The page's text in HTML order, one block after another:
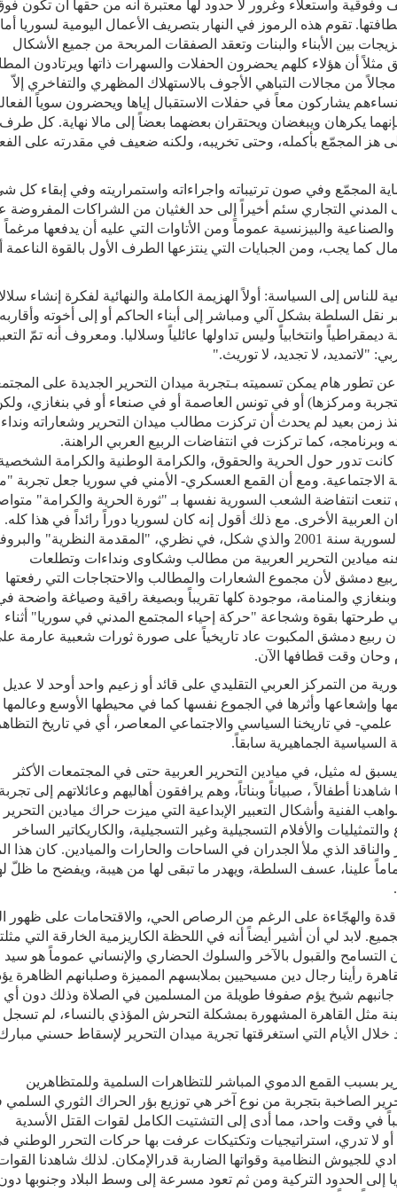
واستعلاء وغرور لا حدود لها معتبرة أنه من حقها أن تكون
. تقوم هذه الرموز في النهار بتصريف الأعمال اليومية لسوريا
بين الأبناء والبنات وتعقد الصفقات المربحة من جميع الأشكال
مثلاً أن هؤلاء كلهم يحضرون الحفلات والسهرات ذاتها ويرتادون
مجالاً من مجالات التباهي الأجوف بالاستهلاك المظهري والتفاخري إلاّ
يشاركون معاً في حفلات الاستقبال إياها ويحضرون سوياً
فإنهما يكرهان ويبغضان ويحتقران بعضهما بعضاً إلى مالا نهاية. كل
هز المجمّع بأكمله، وحتى تخريبه، ولكنه ضعيف في مقدرته على
المجمّع وفي صون ترتيباته واجراءاته واستمراريته وفي إبقاء كل
التجاري سئم أخيراً إلى حد الغثيان من الشراكات المفروضة
والبيزنسية عموماً ومن الأتاوات التي عليه أن يدفعها مرغماً
يجب، ومن الجبايات التي ينتزعها الطرف الأول بالقوة الناعمة
للناس إلى السياسة: أولاً الهزيمة الكاملة والنهائية لفكرة إنشاء
السلطة بشكل آلي ومباشر إلى أبناء الحاكم أو إلى أخوته
وانتخابياً وليس تداولها عائلياً وسلاليا. ومعروف أنه تمّ
"لاتمديد، لا تجديد، لا توريث".
تطور هام يمكن تسميته بـتجربة ميدان التحرير الجديدة على
ومركزها) أو في تونس العاصمة أو في صنعاء أو في بنغازي،
بعيد لم يحدث أن تركزت مطالب ميدان التحرير وشعاراته
كما تركزت في انتفاضات الربيع العربي الراهنة.
تدور حول الحرية والحقوق، والكرامة الوطنية والكرامة
الاجتماعية. ومع أن القمع العسكري- الأمني في سوريا جعل تجربة
انتفاضة الشعب السورية نفسها بـ "ثورة الحرية والكرامة"
العربية الأخرى. مع ذلك أقول إنه كان لسوريا دوراً رائداً في هذا كله.
شكل، في نظري،
" المقدمة النظرية"
عنه ميادين التحرير العربية من مطالب وشكاوى ونداءات وتطلعات
دمشق لأن مجموع الشعارات والمطالب والاحتجاجات التي رفعتها
والمنامة، موجودة كلها تقريباً وبصيغة راقية وصياغة واضحة
طرحتها بقوة وشجاعة "حركة إحياء المجتمع المدني في سوريا" أثناء
أن ربيع دمشق المكبوت عاد تاريخياً على صورة ثورات شعبية عارمة
وحان وقت قطافها الآن.
من التمركز العربي التقليدي على قائد أو زعيم واحد أوحد لا عديل
وإشعاعها وأثرها في الجموع نفسها كما في محيطها الأوسع وعالمها
في تاريخنا السياسي والاجتماعي المعاصر، أي في تاريخ
السياسية الجماهيرية سابقاً.
له مثيل، في ميادين التحرير العربية حتى في المجتمعات الأكثر
أطفالاً ، صبياناً وبناتاً، وهم يرافقون أهاليهم وعائلاتهم إلى
الفنية وأشكال التعبير الإبداعية التي ميزت حراك ميادين التحرير
والأفلام التسجيلية وغير التسجيلية، والكاريكاتير الساخر
الذي ملأ الجدران في الساحات والحارات والميادين. كان هذا
علينا، عسف السلطة، ويهدر ما تبقى لها من هيبة، ويفضح ما ظلّ
.
والهجّاءة على الرغم من الرصاص الحي، والاقتحامات على ظهور
لابد لي أن أشير أيضاً أنه في اللحظة الكاريزمية الخارقة التي
والقبول بالآخر والسلوك الحضاري والإنساني عموماً هو سيد
رأينا رجال دين مسيحيين بملابسهم المميزة وصلبانهم الظاهرة
جانبهم شيخ يؤم صفوفا طويلة من المسلمين في الصلاة وذلك دون
مثل القاهرة المشهورة بمشكلة التحرش المؤذي بالنساء، لم تسجل
الأيام التي استغرقتها تجرية ميدان التحرير لإسقاط حسني
بسبب القمع الدموي المباشر للتظاهرات السلمية وللمتظاهرين
الصاخبة بتجربة من نوع آخر هي توزيع بؤر الحراك الثوري
في وقت واحد، مما أدى إلى التشتيت الكامل لقوات القتل الأسدية
لا تدري، استراتيجيات وتكتيكات عرفت بها حركات التحرر الوطني
للجيوش النظامية وقواتها الضاربة قدرالإمكان. لذلك شاهدنا
الحدود التركية ومن ثم تعود مسرعة إلى وسط البلاد وجنوبها